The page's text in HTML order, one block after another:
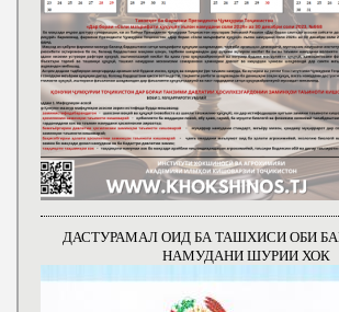
ДАСТУРАМАЛ ОИД БА ТАШХИСИ ОБИ
НАМУДАНИ ШУРИИ ХОК